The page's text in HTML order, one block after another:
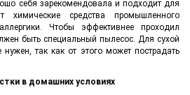
себя зарекомендовала и подходит для
химические средства промышленного
Чтобы эффективнее проходил
быть специальный пылесос. Для сухой
так как от этого может пострадать
в домашних условиях